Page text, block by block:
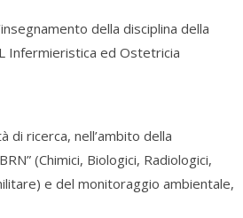
della disciplina della
Infermieristica ed Ostetricia
di ricerca, nell’ambito della
(Chimici, Biologici, Radiologici,
e del monitoraggio ambientale,